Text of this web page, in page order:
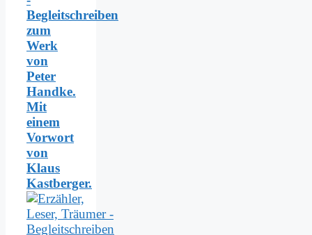
Begleitschreiben
zum
Werk
von
Peter
Handke.
Mit
einem
Vorwort
von
Klaus
Kastberger.